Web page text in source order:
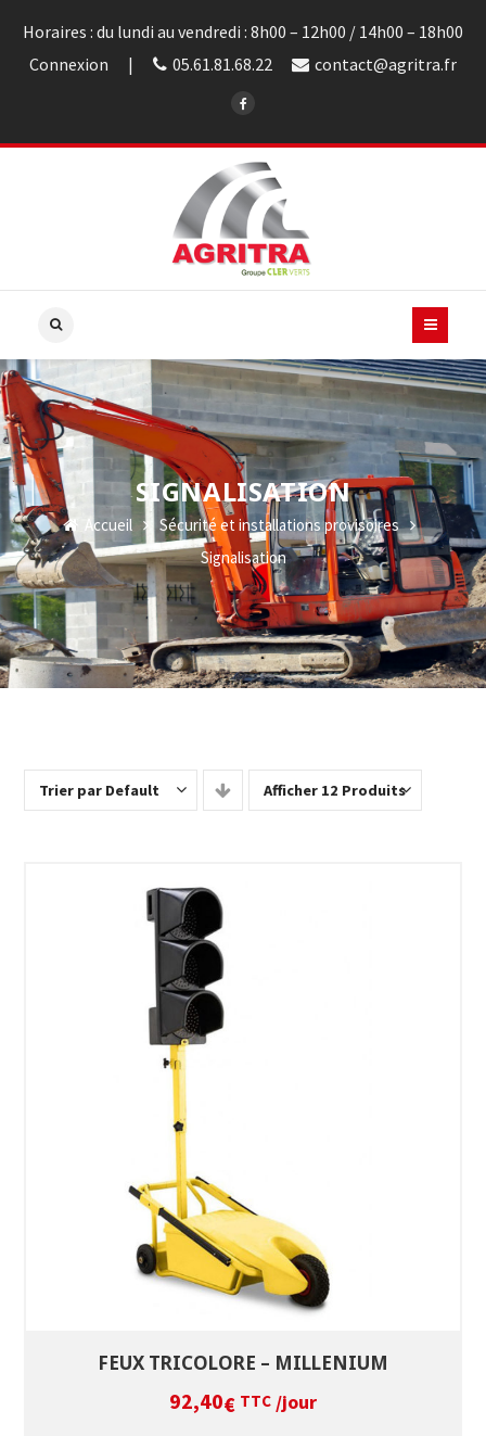
Horaires : du lundi au vendredi : 8h00 – 12h00 / 14h00 – 18h00
Connexion
05.61.81.68.22 contact@agritra.fr
SIGNALISATION
Accueil
Sécurité et installations provisoires
Signalisation
Trier par Default Afficher 12 Produits
SÉLECTIONNEZ LES DATES
FEUX TRICOLORE – MILLENIUM
92,40€ TTC /jour